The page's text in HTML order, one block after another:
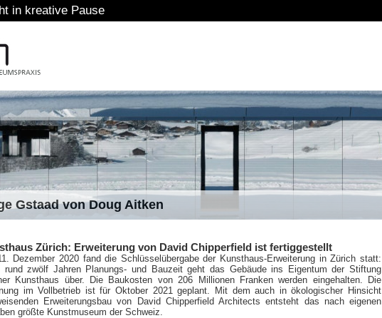
Gstaad von Doug Aitken
Zürich: Erweiterung von David Chipperfield ist fertiggestellt
Dezember 2020 fand die Schlüsselübergabe der Kunsthaus-Erweiterung in Zürich statt:
rund zwölf Jahren Planungs- und Bauzeit geht das Gebäude ins Eigentum der Stiftung
Kunsthaus über. Die Baukosten von 206 Millionen Franken werden eingehalten. Die
im Vollbetrieb ist für Oktober 2021 geplant. Mit dem auch in ökologischer Hinsicht
Erweiterungsbau von David Chipperfield Architects entsteht das nach eigenen
größte Kunstmuseum der Schweiz.